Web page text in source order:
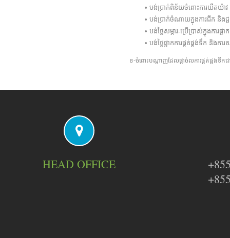
• បង់ប្រាក់ពិន័យចំពោះការយឺតយ៉ាវ
• បង់ប្រាក់ចំណាយក្នុងការជីក និងជួ
• បង់ថ្លៃសម្ភារៈប្រើប្រាស់ក្នុងការផ្អ
• បង់ថ្លៃផ្អាកការផ្គត់ផ្គង់ទឹក និងក
ខ-ចំពោះបណ្តាញដែលផ្តាច់លការផ្គត់ផ្គងទឹកជ
HEAD OFFICE